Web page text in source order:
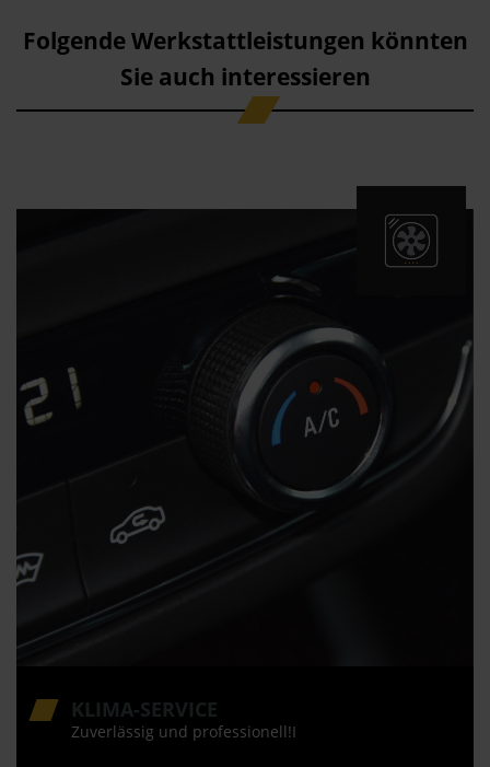
Folgende Werkstattleistungen könnten
Sie auch interessieren
KLIMA-SERVICE
Zuverlässig und professionell!I